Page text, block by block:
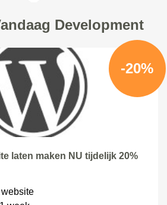
Development
-20%
laten maken NU tijdelijk 20%